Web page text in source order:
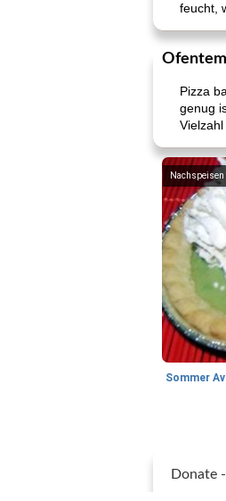
feucht,
Pizza
genug
Nachspeisen
Sommer
Donate